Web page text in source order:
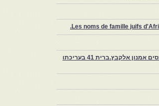
Les noms de famille juifs
צפרו – קהילה יהודית קטנה במרוקו, ויצירת חכמיה חובקת עולם.הרמ"א מצפרו-נסים אמנון אלקבץ.ברית 41 בעריכתו